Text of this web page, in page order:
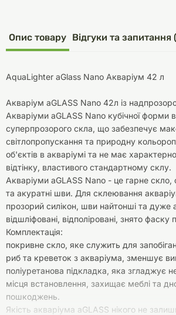
Опис товару Відгуки та запитання
AquaLighter aGlass Nano Акваріум 42 л
Акваріум aGLASS Nano 42л із
Акваріуми aGLASS Nano кубічної форми
суперпрозорого скла, що забезпечує
світлопропускання та природну
об'єктів в акваріумі та не має
відтінку, властивого стандартному склу.
Акваріуми aGLASS Nano - це гарне скло,
та акуратні шви. Для склеювання
прозорий силікон, шви найтонші та дуже
відшліфовані, відполіровані, знято фаску
Комплектація:
покривне скло, яке служить для
риб та креветок з акваріума, зменшує
поліуретанова підкладка, яка згладжує
місця встановлення, захищає меблі та
пошкоджень.
Якість акваріума aGLASS нікого не